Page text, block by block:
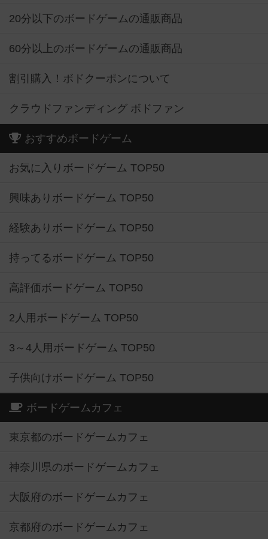
20分以下のボードゲームの通販商品
60分以上のボードゲームの通販商品
割引購入！ボドクーポンについて
クラウドファンディング ボドファン
おすすめボードゲーム
お気に入りボードゲーム TOP50
興味ありボードゲーム TOP50
経験ありボードゲーム TOP50
持ってるボードゲーム TOP50
高評価ボードゲーム TOP50
2人用ボードゲーム TOP50
3～4人用ボードゲーム TOP50
子供向けボードゲーム TOP50
ボードゲームカフェ
東京都のボードゲームカフェ
神奈川県のボードゲームカフェ
大阪府のボードゲームカフェ
京都府のボードゲームカフェ